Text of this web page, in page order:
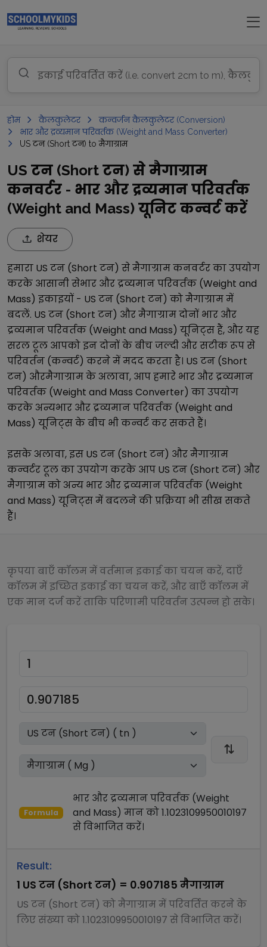
होम कैलकुलेटर
कन्वर्जन कैलकुलेटर (Conversion)
भार और द्रव्यमान परिवर्तक (Weight and Mass Converter)
US टन (Short टन) to मैगाग्राम
US टन (Short टन) से मैगाग्राम
कनवर्टर - भार और द्रव्यमान परिवर्तक
(Weight and Mass) यूनिट कन्वर्ट करें
शेयर
हमारा US टन (Short टन) सेमैगाग्रामकनवर्टर का उपयोग
करके आसानी सेभार और द्रव्यमान परिवर्तक (Weight and
Mass) इकाइयों - US टन (Short टन) कोमैगाग्राममें
बदलें. US टन (Short टन) औरमैगाग्रामदोनों भार और
द्रव्यमान परिवर्तक (Weight and Mass) यूनिट्स हैं, और यह
सरल टूल आपको इन दोनों के बीच जल्दी और सटीक रूप से
परिवर्तन (कन्वर्ट) करने में मदद करता है। US टन (Short
टन) औरमैगाग्रामके अलावा, आप हमारे भार और द्रव्यमान
परिवर्तक (Weight and Mass Converter) का उपयोग
करके अन्यभार और द्रव्यमान परिवर्तक (Weight and
Mass) यूनिट्स के बीच भी कन्वर्ट कर सकते हैं।
इसके अलावा, इस US टन (Short टन) औरमैगाग्राम
कन्वर्टर टूल का उपयोग करके आप US टन (Short टन) और
मैगाग्रामको अन्य भार और द्रव्यमान परिवर्तक (Weight
and Mass) यूनिट्स में बदलने की प्रक्रिया भी सीख सकते
हैं।
कृपया बाएँ कॉलम में वर्तमान इकाई का चयन करें, दाएँ
कॉलम में इच्छित इकाई का चयन करें, और बाएँ कॉलम में
एक मान दर्ज करें ताकि परिणामी परिवर्तन उत्पन्न हो सके।
Formula
भार और द्रव्यमान परिवर्तक (Weight
and Mass) मान को1.1023109950010197
सेविभाजितकरें।
Result:
1 US टन (Short टन) = 0.907185 मैगाग्राम
US टन (Short टन) कोमैगाग्राममें परिवर्तित करने के
लिए संख्या को1.1023109950010197 सेविभाजितकरें।